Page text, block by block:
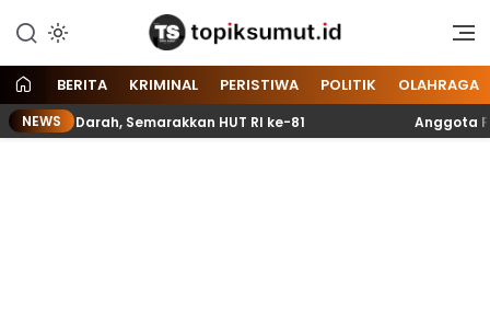
Topik Sumut
Memberitakan Seputar
dan Nasional
BERITA KRIMINAL PERISTIWA POLITIK OLAHRAGA
NEWS
Darah, Semarakkan HUT RI ke-81 Anggota